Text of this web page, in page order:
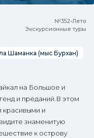
№352•Лето
Экскурсионные туры
Шаманка (мыс Бурхан)
на Большое и
и преданий.В этом
красивыми и
знаменитую
к острову